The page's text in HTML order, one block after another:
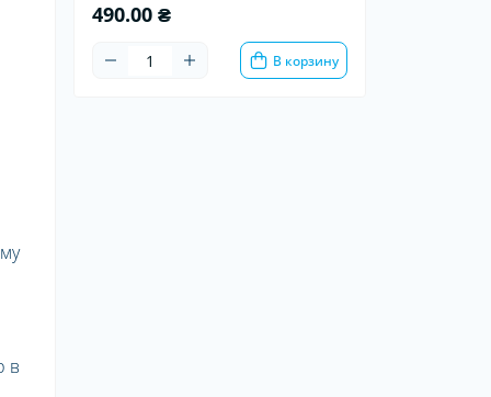
490.00 ₴
В корзину
в